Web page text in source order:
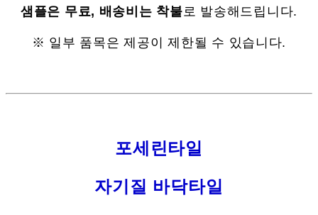
샘플은 무료, 배송비는 착불로 발송해드립니다.
※ 일부 품목은 제공이 제한될 수 있습니다.
포세린타일
자기질 바닥타일